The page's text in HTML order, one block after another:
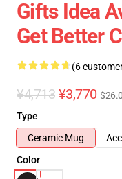
Gifts Idea
Get Better
(6
¥4,713 ¥3,770
Type
Ceramic Mug
Color